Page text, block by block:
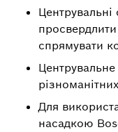
спрямувати
Для
насадкою